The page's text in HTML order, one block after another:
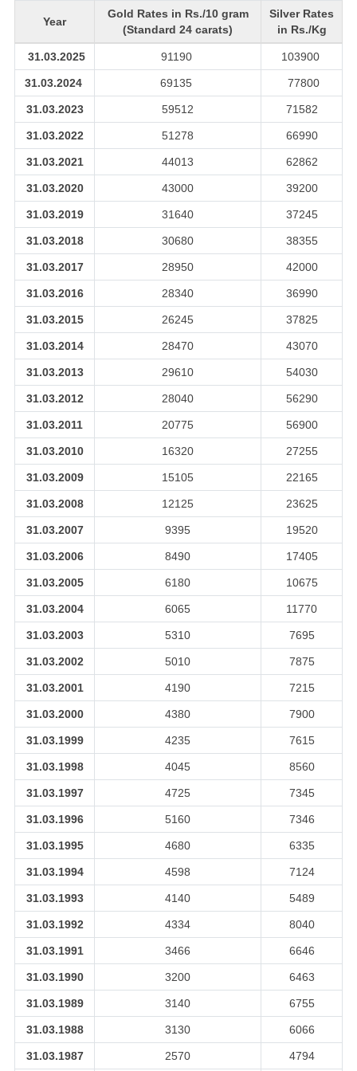
Year
Gold Rates in Rs./10 gram
(Standard 24 carats)
Silver Rates
in Rs./Kg
31.03.2025 91190 103900
31.03.2024 69135 77800
31.03.2023 59512 71582
31.03.2022 51278 66990
31.03.2021 44013 62862
31.03.2020 43000 39200
31.03.2019 31640 37245
31.03.2018 30680 38355
31.03.2017 28950 42000
31.03.2016 28340 36990
31.03.2015 26245 37825
31.03.2014 28470 43070
31.03.2013 29610 54030
31.03.2012 28040 56290
31.03.2011 20775 56900
31.03.2010 16320 27255
31.03.2009 15105 22165
31.03.2008 12125 23625
31.03.2007 9395 19520
31.03.2006 8490 17405
31.03.2005 6180 10675
31.03.2004 6065 11770
31.03.2003 5310 7695
31.03.2002 5010 7875
31.03.2001 4190 7215
31.03.2000 4380 7900
31.03.1999 4235 7615
31.03.1998 4045 8560
31.03.1997 4725 7345
31.03.1996 5160 7346
31.03.1995 4680 6335
31.03.1994 4598 7124
31.03.1993 4140 5489
31.03.1992 4334 8040
31.03.1991 3466 6646
31.03.1990 3200 6463
31.03.1989 3140 6755
31.03.1988 3130 6066
31.03.1987 2570 4794